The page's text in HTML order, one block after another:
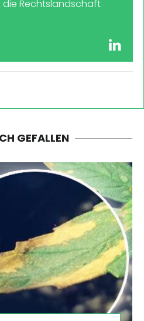
die Rechtslandschaft
GEFALLEN